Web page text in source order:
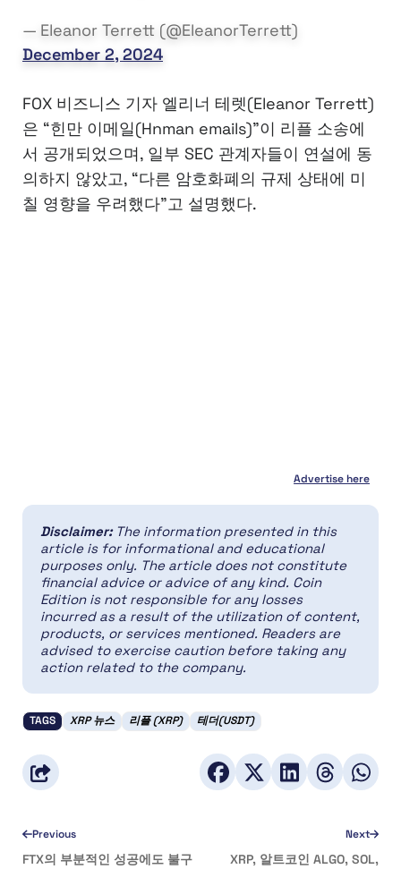
— Eleanor Terrett (@EleanorTerrett)
December 2, 2024
FOX 비즈니스 기자 엘리너 테렛(Eleanor Terrett)
은 “힌만 이메일(Hnman emails)”이 리플 소송에
서 공개되었으며, 일부 SEC 관계자들이 연설에 동
의하지 않았고, “다른 암호화폐의 규제 상태에 미
칠 영향을 우려했다”고 설명했다.
Advertise here
Disclaimer: The information presented in this
article is for informational and educational
purposes only. The article does not constitute
financial advice or advice of any kind. Coin
Edition is not responsible for any losses
incurred as a result of the utilization of content,
products, or services mentioned. Readers are
advised to exercise caution before taking any
action related to the company.
TAGS XRP 뉴스 리플 (XRP) 테더(USDT)
Previous
FTX의 부분적인 성공에도 불구
Next
XRP, 알트코인 ALGO, SOL,